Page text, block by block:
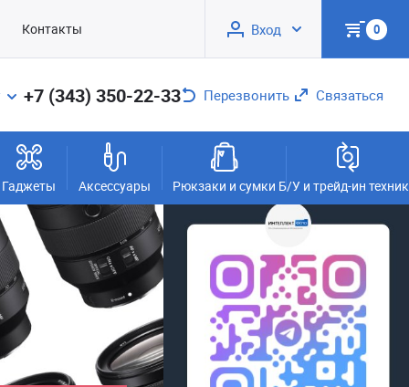
Контакты Вход 0
+7 (343) 350-22-33 Перезвонить Связаться
Гаджеты Аксессуары Рюкзаки и сумки Б/У и трейд-ин